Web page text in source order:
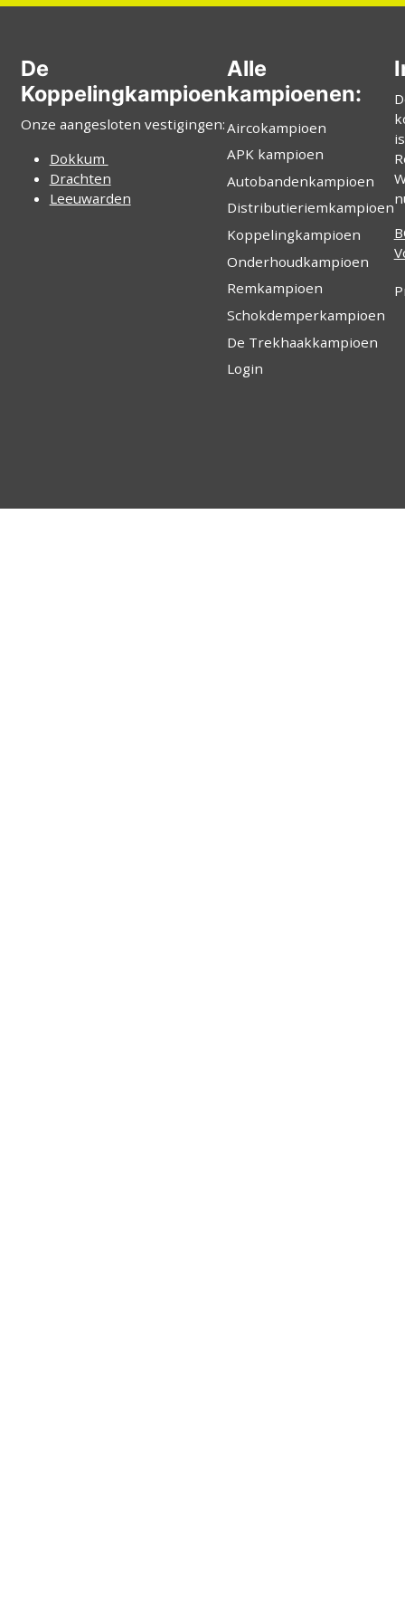
De
Koppelingkampioen
Onze aangesloten vestigingen:
Dokkum
Drachten
Leeuwarden
Alle
kampioenen:
Aircokampioen
APK kampioen
Autobandenkampioen
Distributieriemkampioen
Koppelingkampioen
Onderhoudkampioen
Remkampioen
Schokdemperkampioen
De Trekhaakkampioen
Login